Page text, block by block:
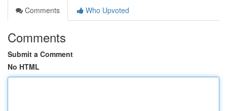
Comments
Who Upvoted
Comments
Submit a Comment
No HTML